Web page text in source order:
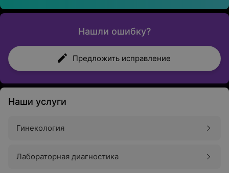
Нашли ошибку?
Предложить исправление
Наши услуги
Гинекология
Лабораторная диагностика